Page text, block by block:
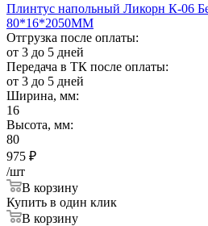
Плинтус напольный Ликорн К-06
80*16*2050ММ
Отгрузка после оплаты:
от 3 до 5 дней
Передача в ТК после оплаты:
от 3 до 5 дней
Ширина, мм:
16
Высота, мм:
80
975 ₽
/шт
В корзину
Купить в один клик
В корзину